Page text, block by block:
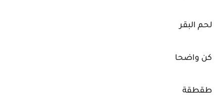
لحم البقر
كن واضحا
طقطقة